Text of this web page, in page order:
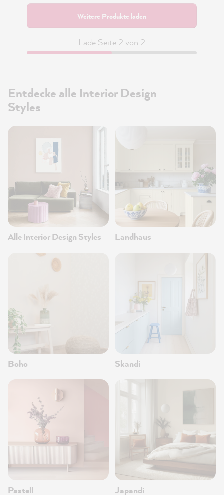
Weitere Produkte laden
Lade Seite 2 von 2
Entdecke alle Interior Design
Styles
Alle Interior Design Styles Landhaus
Boho Skandi
Pastell Japandi